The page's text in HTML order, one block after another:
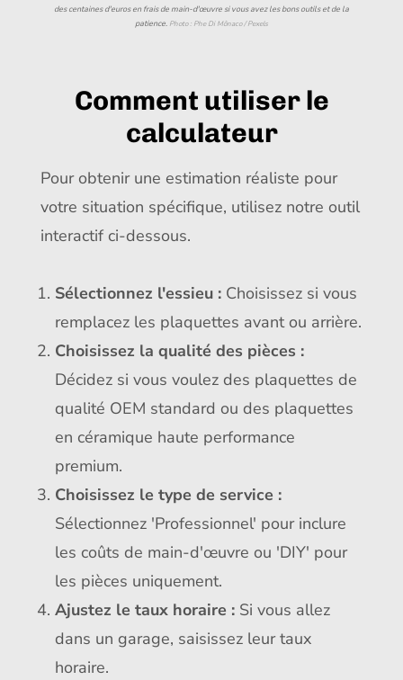
des centaines d'euros en frais de main-d'œuvre si vous avez les bons outils et de la
patience. Photo : Phe Di Mônaco / Pexels
Comment utiliser le
calculateur
Pour obtenir une estimation réaliste pour
votre situation spécifique, utilisez notre outil
interactif ci-dessous.
Sélectionnez l'essieu :Choisissez si vous
remplacez les plaquettes avant ou arrière.
Choisissez la qualité des pièces :
Décidez si vous voulez des plaquettes de
qualité OEM standard ou des plaquettes
en céramique haute performance
premium.
Choisissez le type de service :
Sélectionnez 'Professionnel' pour inclure
les coûts de main-d'œuvre ou 'DIY' pour
les pièces uniquement.
Ajustez le taux horaire :Si vous allez
dans un garage, saisissez leur taux
horaire.